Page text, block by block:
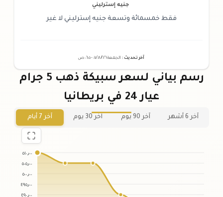
جنيه إسترليني
فقط خمسمائة وتسعة جنيه إسترليني لا غير
آخر تحديث : الجمعة ٠٧ /٠٨/٢٠٢٦ - ٠٦:٠٥ ص
رسم بياني لسعر سبيكة ذهب 5 جرام
عيار 24 في بريطانيا
آخر 6 أشهر آخر 90 يوم آخر 30 يوم آخر 7 أيام
٥١٠٫٠٠
٥٠٥٫٠٠
٥٠٠٫٠٠
٤٩٥٫٠٠
٤٩٠٫٠٠